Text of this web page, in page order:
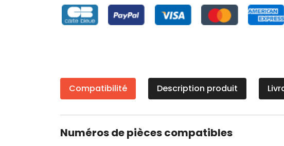
Compatibilité Description produit
Numéros de pièces compatibles